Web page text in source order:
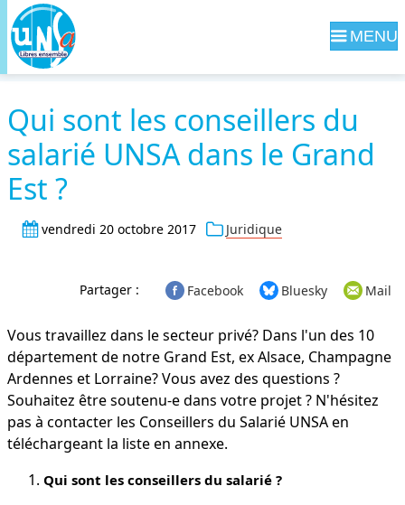
Qui sont les conseillers du
salarié UNSA dans le Grand
Est ?
vendredi 20 octobre 2017 Juridique
Partager : Facebook Bluesky Mail
Vous travaillez dans le secteur privé? Dans l'un des 10
département de notre Grand Est, ex Alsace, Champagne
Ardennes et Lorraine? Vous avez des questions ?
Souhaitez être soutenu-e dans votre projet ? N'hésitez
pas à contacter les Conseillers du Salarié UNSA en
téléchargeant la liste en annexe.
Qui sont les conseillers du salarié ?